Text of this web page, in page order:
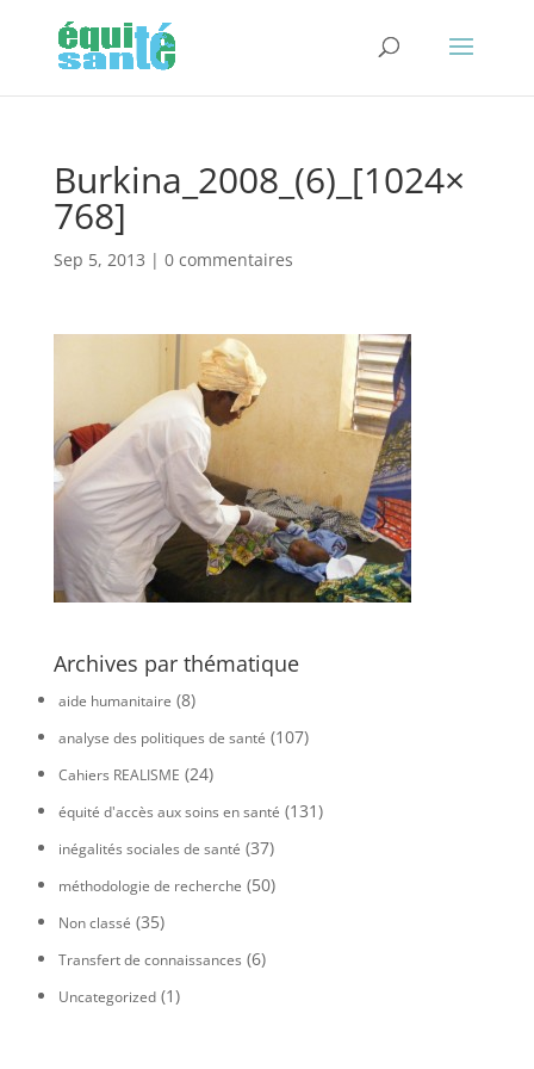
Burkina_2008_(6)_[1024×
768]
Sep 5, 2013 | 0 commentaires
Archives par thématique
aide humanitaire (8)
analyse des politiques de santé (107)
Cahiers REALISME (24)
équité d'accès aux soins en santé (131)
inégalités sociales de santé (37)
méthodologie de recherche (50)
Non classé (35)
Transfert de connaissances (6)
Uncategorized(1)